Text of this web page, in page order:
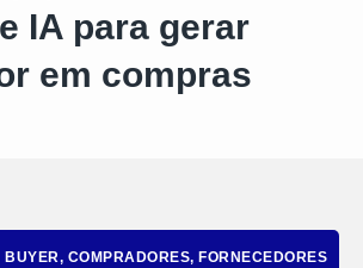
IA para gerar
em compras
BUYER, COMPRADORES, FORNECEDORES